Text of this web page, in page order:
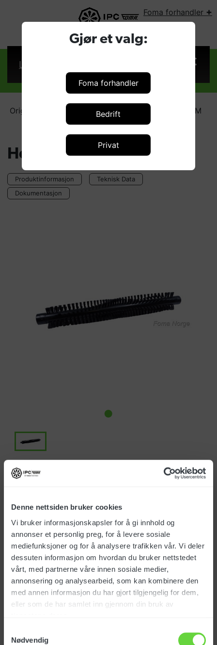
Denne nettsiden bruker cookies
Vi bruker informasjonskapsler for å gi innhold og
annonser et personlig preg, for å levere sosiale
mediefunksjoner og for å analysere trafikken vår. Vi deler
dessuten informasjon om hvordan du bruker nettstedet
vårt, med partnerne våre innen sosiale medier,
annonsering og analysearbeid, som kan kombinere den
med annen informasjon du har gjort tilgjengelig for dem,
eller som de har samlet inn gjennom din bruk av
Nødvendig
Gjør et valg:
Foma forhandler
Bedrift
Privat
Foma forhandler +
VELG LAND:
Logg inn
Original IPC - Feiemaskiner Hovedbørste 550M
Hovedbørste 550M
Produktinformasjon
Teknisk Data
Dokumentasjon
Art.nr.: SPPV02216
NOK 744,00
Alle priser eks. mva
På lager(2,00)
Leveringstid 1-4 dager
Produktinfo.